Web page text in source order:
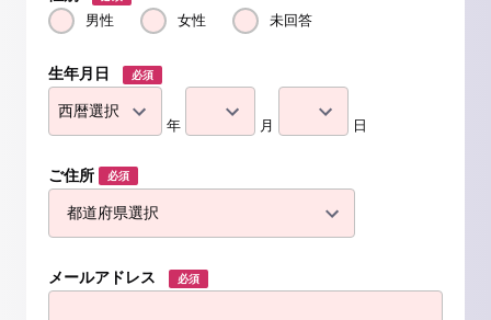
男性 女性 未回答
生年月日 必須
年 月 日
ご住所 必須
メールアドレス 必須